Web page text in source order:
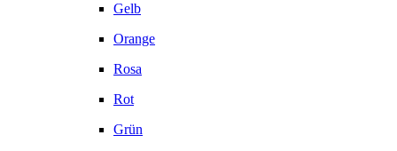
Gelb
Orange
Rosa
Rot
Grün